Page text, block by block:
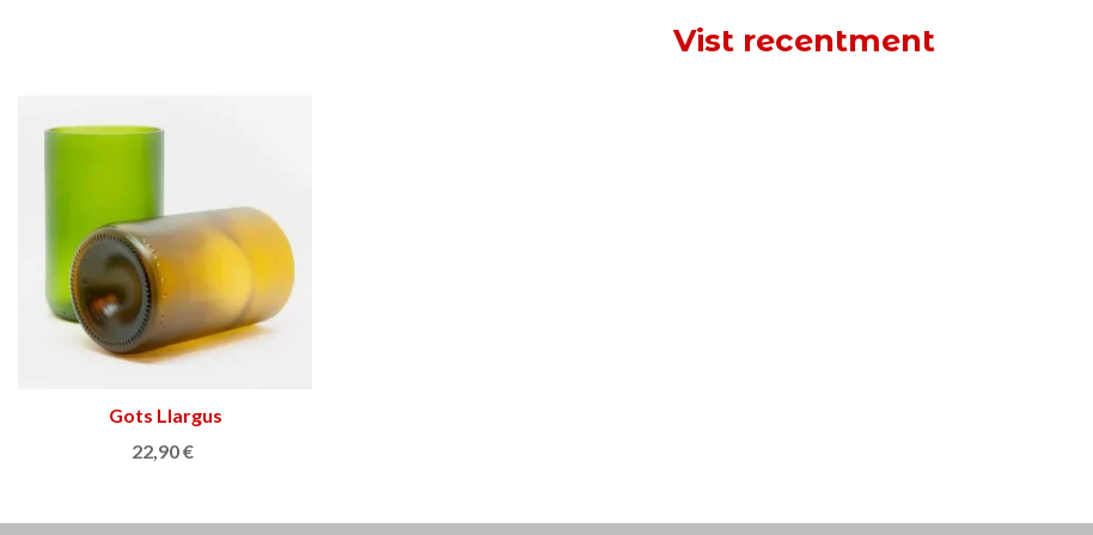
Vist recentment
Afegir a la cistella
Gots Llargus
22,90 €